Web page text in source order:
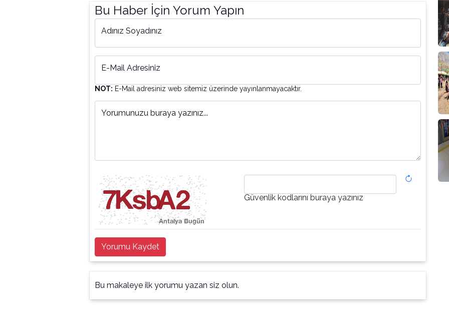
Bu Haber İçin Yorum Yapın
Adınız Soyadınız
E-Mail Adresiniz
NOT: E-Mail adresiniz web sitemiz üzerinde yayınlanmayacaktır.
Yorumunuzu buraya yazınız...
Güvenlik kodlarını buraya yazınız
Yorumu Kaydet
Bu makaleye ilk yorumu yazan siz olun.